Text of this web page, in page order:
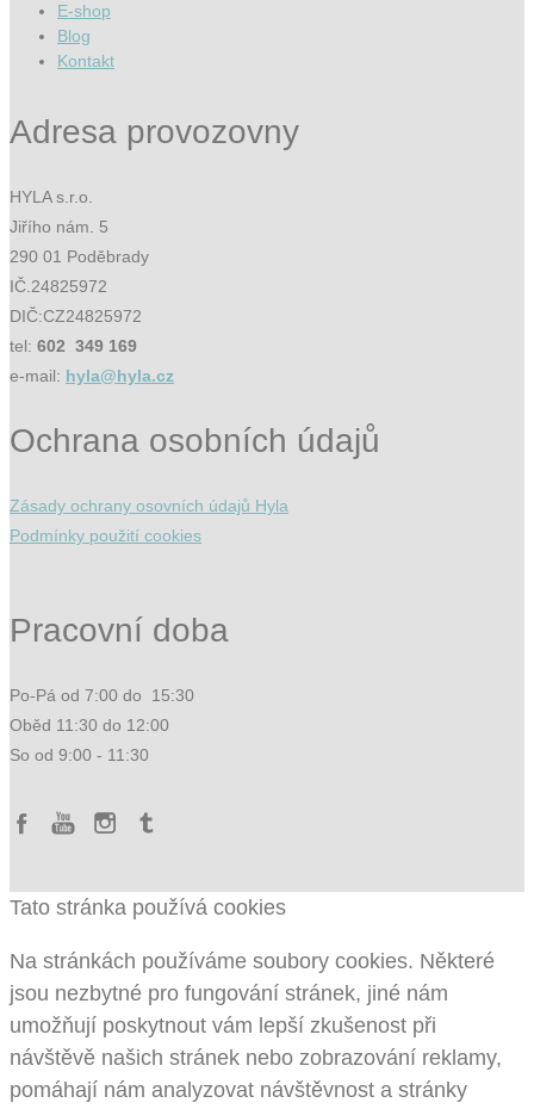
E-shop
Blog
Kontakt
Adresa provozovny
HYLA s.r.o.
Jiřího nám. 5
290 01 Poděbrady
IČ.24825972
DIČ:CZ24825972
tel: 602 349 169
e-mail: hyla@hyla.cz
Ochrana osobních údajů
Zásady ochrany osovních údajů Hyla
Podmínky použití cookies
Pracovní doba
Po-Pá od 7:00 do 15:30
Oběd 11:30 do 12:00
So od 9:00 - 11:30
Tato stránka používá cookies
Na stránkách používáme soubory cookies. Některé
jsou nezbytné pro fungování stránek, jiné nám
umožňují poskytnout vám lepší zkušenost při
návštěvě našich stránek nebo zobrazování reklamy,
pomáhají nám analyzovat návštěvnost a stránky